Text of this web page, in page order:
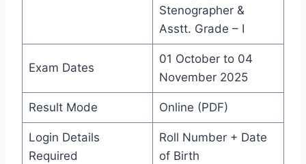
Stenographer &
Asstt. Grade – I
Exam Dates
01 October to 04
November 2025
Result Mode Online (PDF)
Login Details
Required
Roll Number + Date
of Birth